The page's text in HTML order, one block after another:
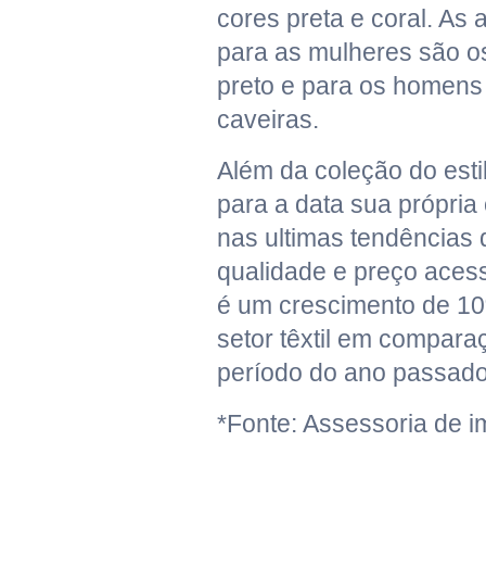
cores preta e coral. As
para as mulheres são
preto e para os
caveiras.
Além da coleção do
para a data sua
nas ultimas tendências
qualidade e preço
é um crescimento de
setor têxtil em
período do ano
*Fonte: Assessoria de